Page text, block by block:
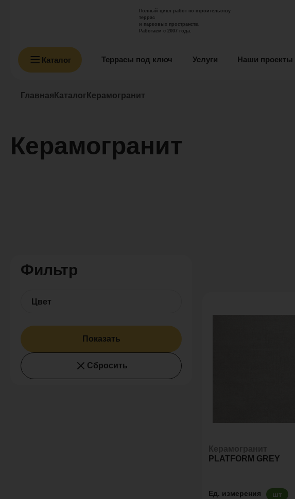
Полный цикл работ по строительству
террас
и парковых пространств.
Работаем с 2007 года.
Каталог Террасы под ключ Услуги Наши проекты
Главная Каталог Керамогранит
Керамогранит
Фильтр
Цвет
Показать
Сбросить
PLATFORM GREY
Ед. измерения шт